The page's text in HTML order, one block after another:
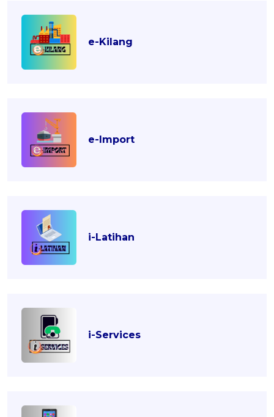
e-Kilang
e-Import
i-Latihan
i-Services